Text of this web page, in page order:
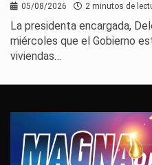
05/08/2026 2 minutos de
La presidenta encargada,
miércoles que el Gobierno
viviendas…